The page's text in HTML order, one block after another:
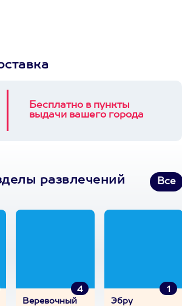
Бесплатно в пункты
выдачи вашего города
развлечений Все
4
Веревочный
1
Эбру